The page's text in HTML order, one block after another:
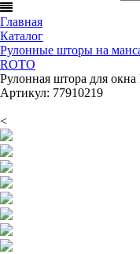
Главная
Каталог
Рулонные шторы на
ROTO
Рулонная штора для
Артикул: 77910219
<